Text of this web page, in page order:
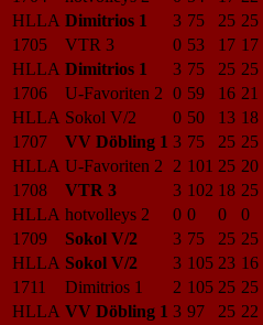
HLLA Dimitrios 1 3 75 25 25
1705
VTR 3 0 53 17 17
HLLA Dimitrios 1 3 75 25 25
1706
U-Favoriten 2 0 59 16 21
HLLA Sokol V/2 0 50 13 18
1707
VV Döbling 1 3 75 25 25
HLLA U-Favoriten 2 2 101 25 20
1708
VTR 3 3 102 18 25
HLLA hotvolleys 2 0 0 0 0
1709
Sokol V/2 3 75 25 25
HLLA Sokol V/2 3 105 23 16
1711
Dimitrios 1 2 105 25 25
HLLA VV Döbling 1 3 97 25 22